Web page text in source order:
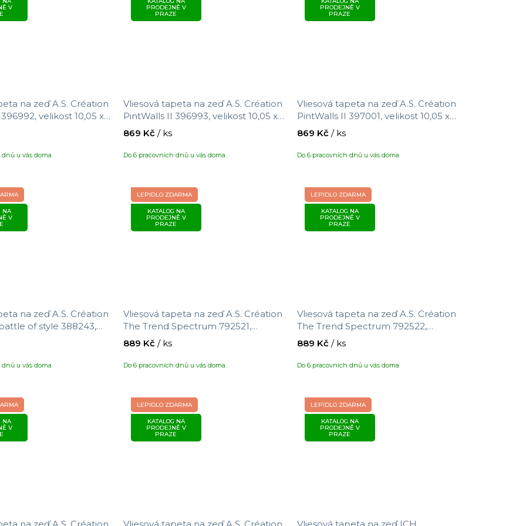
V
na zeď A.S. Création
velikost 10,05 x
u vás doma
PRODEJNĚ V
PRAZE
Vliesová tapeta na zeď A.S. Création
PintWalls II 396993, velikost 10,05 x
0,53 m
Do 6 pracovních dnů u vás doma
869 Kč / ks
PRODEJNĚ V
PRAZE
Vliesová tapeta na zeď A.S. Création
PintWalls II 397001, velikost 10,05 x
0,53 m
Do 6 pracovních dnů u vás doma
869 Kč / ks
NA
V
na zeď A.S. Création
of style 388243,
x 0,53 m
u vás doma
LEPIDLO ZDARMA
KATALOG NA
PRODEJNĚ V
PRAZE
Vliesová tapeta na zeď A.S. Création
The Trend Spectrum 792521,
velikost 10,05 x 0,53 m
Do 6 pracovních dnů u vás doma
889 Kč / ks
LEPIDLO ZDARMA
KATALOG NA
PRODEJNĚ V
PRAZE
Vliesová tapeta na zeď A.S. Création
The Trend Spectrum 792522,
velikost 10,05 x 0,53 m
Do 6 pracovních dnů u vás doma
889 Kč / ks
NA
V
LEPIDLO ZDARMA
KATALOG NA
PRODEJNĚ V
PRAZE
LEPIDLO ZDARMA
KATALOG NA
PRODEJNĚ V
PRAZE